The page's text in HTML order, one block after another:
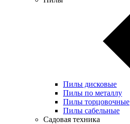
Пилы дисковые
Пилы по металлу
Пилы торцовочные
Пилы сабельные
Садовая техника